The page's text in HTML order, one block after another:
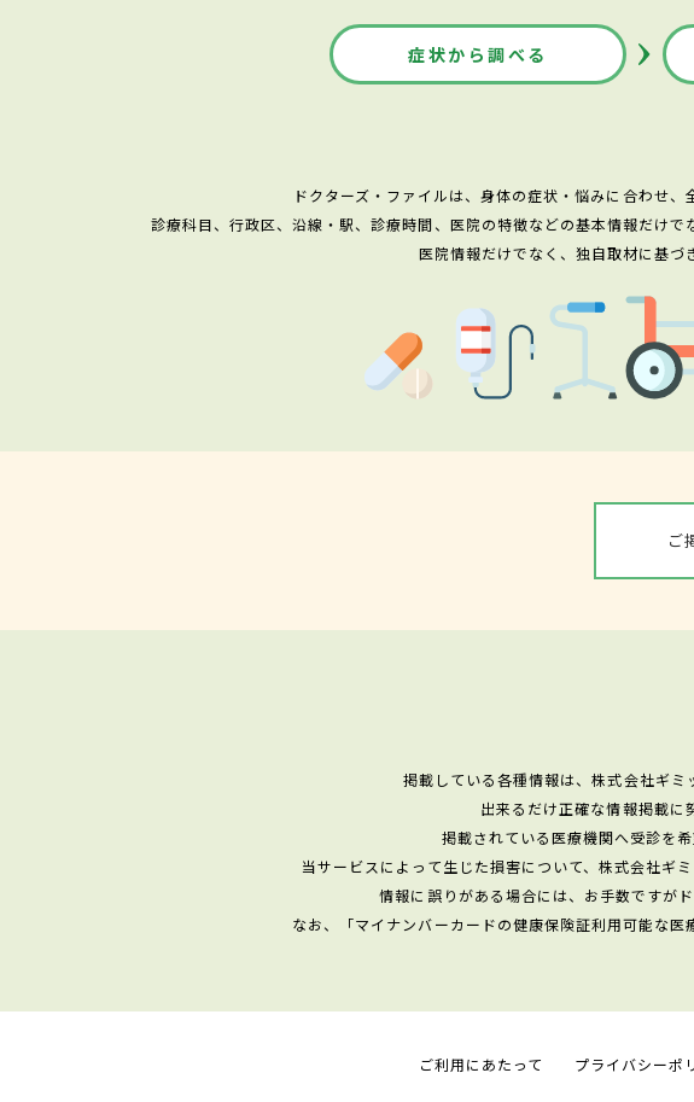
症状から調べる
ドクターズ・ファイルは、身体の症状・悩みに合わせ
診療科目、行政区、沿線・駅、診療時間、医院の特徴などの基本情報だけ
医院情報だけでなく、独自取材に基づ
ご
掲載している各種情報は、株式会社ギミ
出来るだけ正確な情報掲載に
掲載されている医療機関へ受診を
当サービスによって生じた損害について、株式会社ギ
情報に誤りがある場合には、お手数ですが
なお、「マイナンバーカードの健康保険証利用可能な
ご利用にあたって プライバシーポ